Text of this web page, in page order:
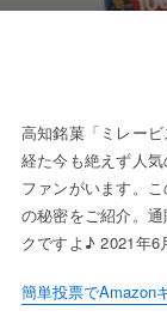
高知銘菓「ミレー
経た今も絶えず人
ファンがいます。
の秘密をご紹介。
クですよ♪ 2021年6
簡単投票でAmazon